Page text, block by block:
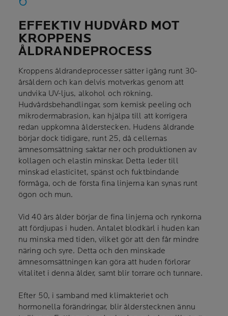
EFFEKTIV HUDVÅRD MOT
KROPPENS
ÅLDRANDEPROCESS
Kroppens åldrandeprocesser sätter igång runt 30-
årsåldern och kan delvis motverkas genom att
undvika UV-ljus, alkohol och rökning.
Hudvårdsbehandlingar, som kemisk peeling och
mikrodermabrasion, kan hjälpa till att korrigera
redan uppkomna ålderstecken. Hudens åldrande
börjar dock tidigare, runt 25, då cellernas
ämnesomsättning saktar ner och produktionen av
kollagen och elastin minskar. Detta leder till
minskad elasticitet, spänst och fuktbindande
förmåga, och de första fina linjerna kan synas runt
ögon och mun.
Vid 40 års ålder börjar de fina linjerna och rynkorna
att fördjupas i huden. Antalet blodkärl i huden kan
nu minska med tiden, vilket gör att den får mindre
näring och syre. Detta och den minskade
ämnesomsättningen kan göra att huden förlorar
vitalitet i denna ålder, samt blir torrare och tunnare.
Efter 50, i samband med klimakteriet och
hormonella förändringar, blir ålderstecknen ännu